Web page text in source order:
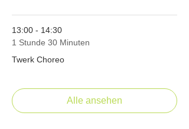
13:00 - 14:30
1 Stunde 30 Minuten
Twerk Choreo
Alle ansehen